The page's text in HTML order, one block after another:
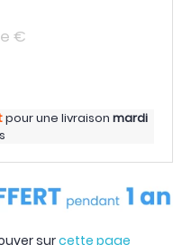
€
pour une livraison mardi
surcette page